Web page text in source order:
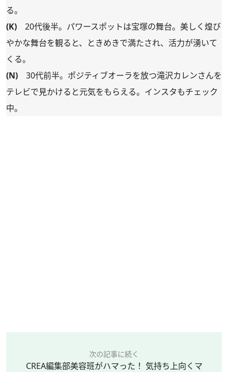
る。
(K) 20代後半。パワースポットは宝塚の舞台。美しく煌び
やかな舞台を観ると、ときめきで満たされ、活力が湧いて
くる。
(N) 30代前半。ポジティブオーラを放つ滝沢カレンさんを
テレビで見かけると元気をもらえる。インスタもチェック
中。
次の記事に続く
CREA編集部美容班がハマった！ 気持ち上向くマ